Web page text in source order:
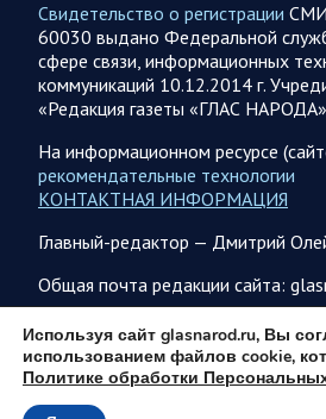
Сводка военных действий от
августа. Коротко
Группировка войск «Север» взяла
пункт Ивановка в Харьковской
вооруженные силы за последние
08.08.2026 10:09
Спецоперация
В ночь 8 августа ВС РФ нанесли
Олег Царев сообщает: Мониторинг
151 БПЛА, запущенный с территории
якобы «сбиты/подавлены» – 135. В
Свидетельство о регистрации
60030 выдано Федеральной
сфере связи, информационных
коммуникаций 10.12.2014 г.
«Редакция газеты «ГЛАС НАРОДА»
На информационном ресурсе
рекомендательные технологии
КОНТАКТНАЯ ИНФОРМАЦИЯ
Главный-редактор — Дмитрий
Общая почта редакции сайта:
ПОДПИСКА
Используя сайт glasnarod.ru, Вы
использованием файлов cookie,
Политике обработки